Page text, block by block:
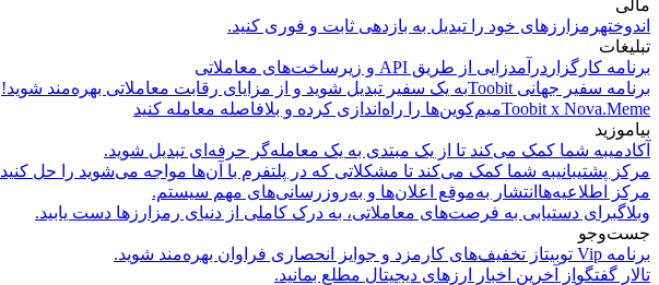
مالی
اندوختهرمزارزهای خود را تبدیل به بازدهی ثابت و فوری کنید.
تبلیغات
برنامه کارگزار درآمدزایی از طریق API و زیرساخت‌های معاملاتی
برنامه سفیر جهانی Toobit
به یک سفیر تبدیل شوید و از مزایای رقابت معاملاتی بهره‌مند شوید!
Toobit x Nova.Memeمیم‌کوین‌ها را راه‌اندازی کرده و بلافاصله معامله کنید
بیاموزید
آکادمیبه شما کمک می‌کند تا از یک مبتدی به یک معامله‌گر حرفه‌ای تبدیل شوید.
مرکز پشتیبانیبه شما کمک می‌کند تا مشکلاتی که در پلتفرم با آن‌ها مواجه می‌شوید را حل کنید
مرکز اطلاعیه‌ها انتشار به‌موقع اعلان‌ها و به‌روزرسانی‌های مهم سیستم.
وبلاگبرای دستیابی به فرصت‌های معاملاتی، به درک کاملی از دنیای رمزارزها دست یابید.
جست‌وجو
برنامه Vip توبیت
از تخفیف‌های کارمزد و جوایز انحصاری فراوان بهره‌مند شوید.
تالار گفتگو از آخرین اخبار ارزهای دیجیتال مطلع بمانید.